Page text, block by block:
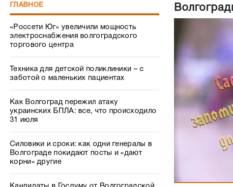
ГЛАВНОЕ
«Россети Юг» увеличили мощность
электроснабжения волгоградского
торгового центра
Техника для детской поликлиники – с
заботой о маленьких пациентах
Как Волгоград пережил атаку
украинских БПЛА: все, что происходило
31 июля
Силовики и сроки: как одни генералы в
Волгограде покидают посты и «дают
корни» другие